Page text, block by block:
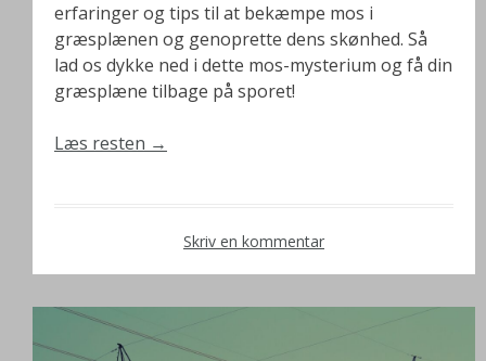
erfaringer og tips til at bekæmpe mos i
græsplænen og genoprette dens skønhed. Så
lad os dykke ned i dette mos-mysterium og få din
græsplæne tilbage på sporet!
Læs resten →
Skriv en kommentar